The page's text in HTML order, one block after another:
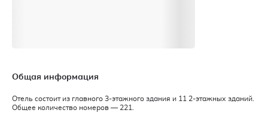
Общая информация
Отель состоит из главного 3-этажного здания и 11 2-этажных зданий.
Общее количество номеров — 221.